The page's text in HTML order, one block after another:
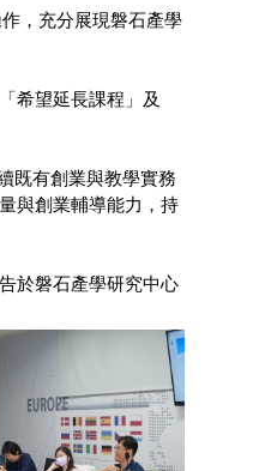
，充分展現磐石產學
希望延長課程」及
既有創業與教學實務
與創業輔導能力，持
於磐石產學研究中心